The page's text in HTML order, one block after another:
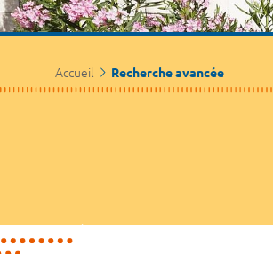
Accueil Recherche avancée